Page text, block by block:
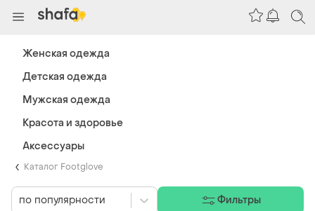
Каталог Footglove
по популярности Фильтры
Женская одежда
Детская одежда
Мужская одежда
Красота и здоровье
Аксессуары